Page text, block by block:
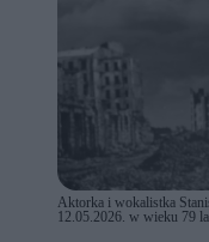
Aktorka i wokalistka
12.05.2026. w wieku 79